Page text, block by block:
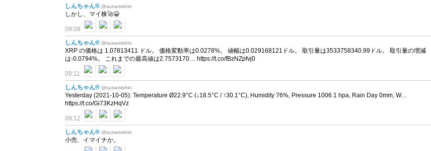
しんちゃん® @susamishin
しかし、マイ株🚀😀
09:08
しんちゃん® @susamishin
XRP の価格は 1.07813411 ドル。 価格変動率は0.0278%。 値幅は0.029168121ドル。 取引量は3533758340.99ドル。 取引量の増減
は-0.0794%。 これまでの最高値は2.7573170… https://t.co/fBzNZpfvj0
09:11
しんちゃん® @susamishin
Yesterday (2021-10-05): Temperature Ø22.9°C (↓18.5°C / ↑30.1°C), Humidity 76%, Pressure 1006.1 hpa, Rain Day 0mm, W…
https://t.co/Gi73KzHqVz
09:12
しんちゃん® @susamishin
小売、イマイチか。